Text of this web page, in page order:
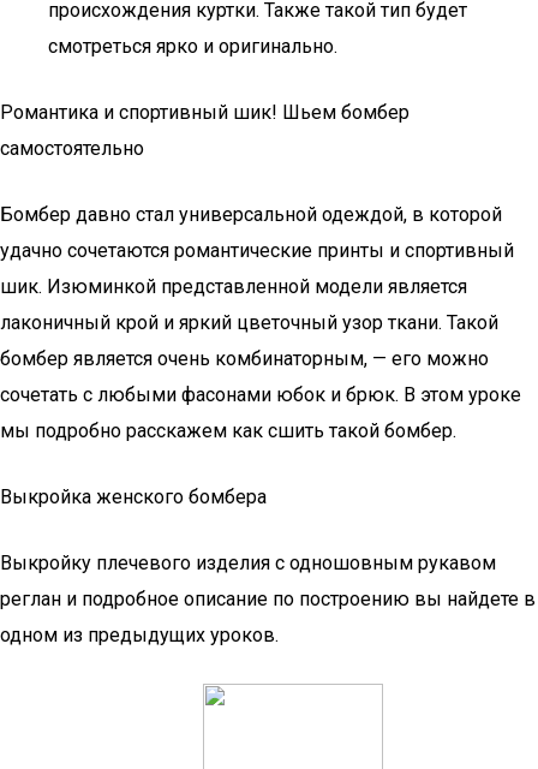
происхождения куртки. Также такой тип будет
смотреться ярко и оригинально.
Романтика и спортивный шик! Шьем бомбер
самостоятельно
Бомбер давно стал универсальной одеждой, в которой
удачно сочетаются романтические принты и спортивный
шик. Изюминкой представленной модели является
лаконичный крой и яркий цветочный узор ткани. Такой
бомбер является очень комбинаторным, — его можно
сочетать с любыми фасонами юбок и брюк. В этом уроке
мы подробно расскажем как сшить такой бомбер.
Выкройка женского бомбера
Выкройку плечевого изделия с одношовным рукавом
реглан и подробное описание по построению вы найдете в
одном из предыдущих уроков.